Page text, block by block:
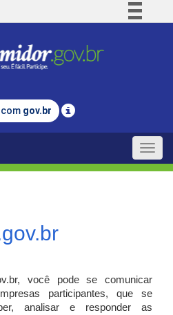
Comunica BR
Legislação
gov.br
Toggle
você pode se comunicar
participantes, que se
analisar e responder as